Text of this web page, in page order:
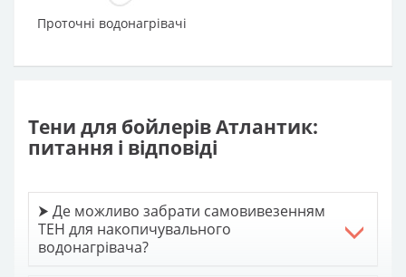
Тени для бойлерів Атлантик:
питання і відповіді
⮞ Де можливо забрати самовивезенням
ТЕН для накопичувального
водонагрівача?
Проточні водонагрівачі